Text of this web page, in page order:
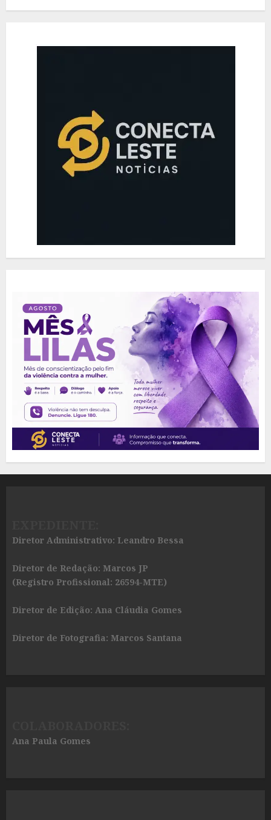
Diretor Administrativo: Leandro Bessa
Diretor de Redação: Marcos JP
(Registro Profissional: 26594-MTE)
Diretor de Edição: Ana Cláudia Gomes
Diretor de Fotografia: Marcos Santana
Ana Paula Gomes